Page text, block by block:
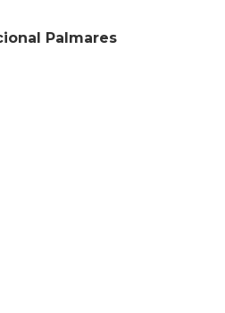
Palmares